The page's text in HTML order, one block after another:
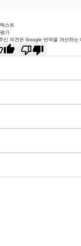
스트
가
신 의견은 Google 번역을 개선하는